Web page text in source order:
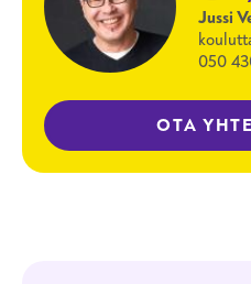
Jussi
050
OTA